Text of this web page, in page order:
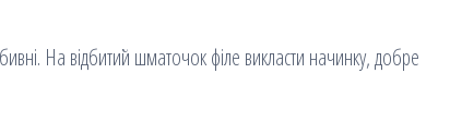
На відбитий шматочок філе викласти начинку, добре